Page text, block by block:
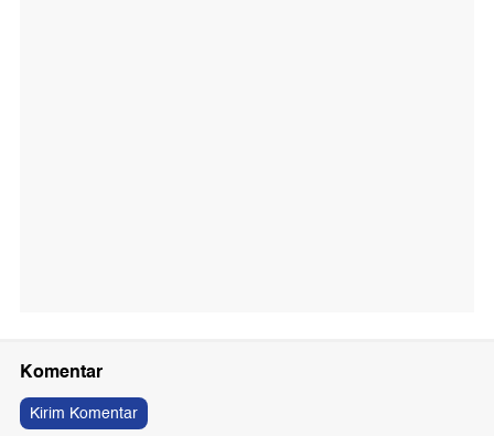
Komentar
Kirim Komentar